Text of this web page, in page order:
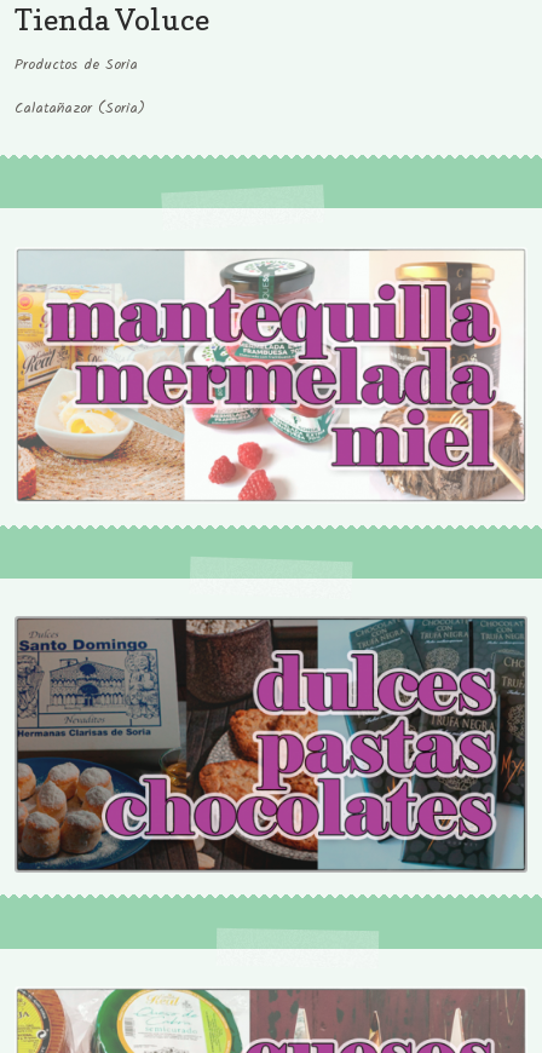
Tienda Voluce
Productos de Soria
Calatañazor (Soria)